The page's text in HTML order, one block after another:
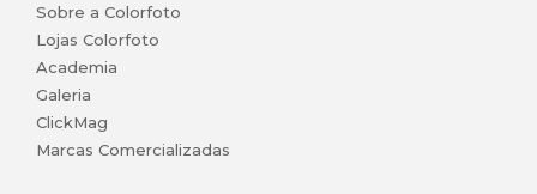
Sobre a Colorfoto
Lojas Colorfoto
Academia
Galeria
ClickMag
Marcas Comercializadas